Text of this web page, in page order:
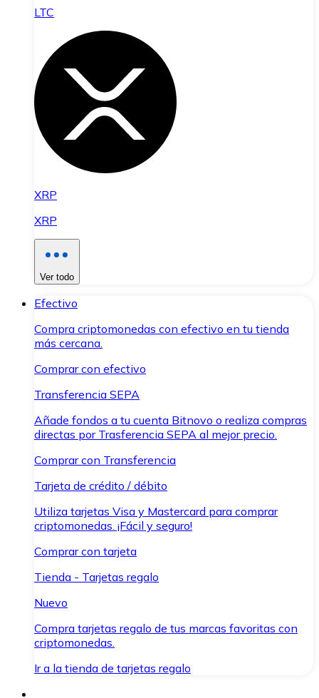
LTC
XRP
XRP
Ver todo
Efectivo
Compra criptomonedas con efectivo en tu tienda
más cercana.
Comprar con efectivo
Transferencia SEPA
Añade fondos a tu cuenta Bitnovo o realiza compras
directas por Trasferencia SEPA al mejor precio.
Comprar con Transferencia
Tarjeta de crédito / débito
Utiliza tarjetas Visa y Mastercard para comprar
criptomonedas. ¡Fácil y seguro!
Comprar con tarjeta
Tienda - Tarjetas regalo
Nuevo
Compra tarjetas regalo de tus marcas favoritas con
criptomonedas.
Ir a la tienda de tarjetas regalo